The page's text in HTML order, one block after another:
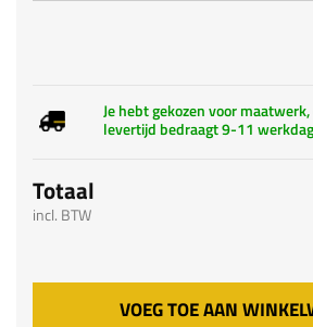
Je hebt gekozen voor
levertijd bedraagt 9-11
Totaal
incl. BTW
VOEG TOE AAN